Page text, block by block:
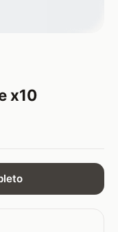
x10